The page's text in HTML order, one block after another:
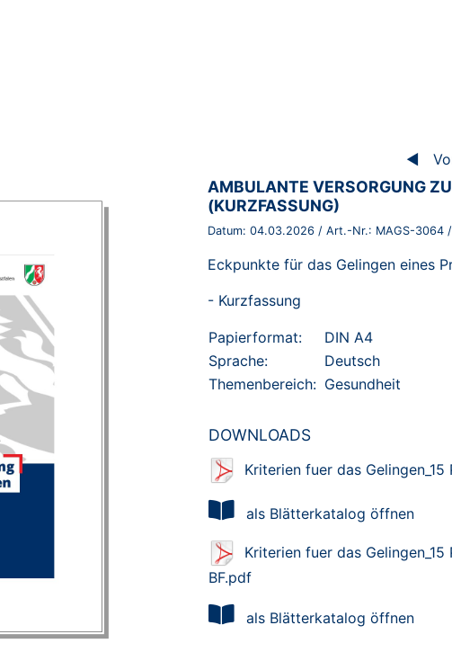
BROSCHÜRE:
AMBULANTE VERSORGUNG
(KURZFASSUNG)
Datum: 04.03.2026 / Art.-Nr.: MAGS-3064
Eckpunkte für das Gelingen eines
- Kurzfassung
Papierformat:
DIN A4
Sprache:
Deutsch
Themenbereich: Gesundheit
DOWNLOADS
Kriterien fuer das
als Blätterkatalog öffnen
Kriterien fuer das
BF.pdf
als Blätterkatalog öffnen